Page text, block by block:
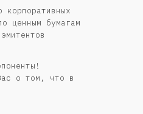
корпоративных
ценным бумагам
о том, что в